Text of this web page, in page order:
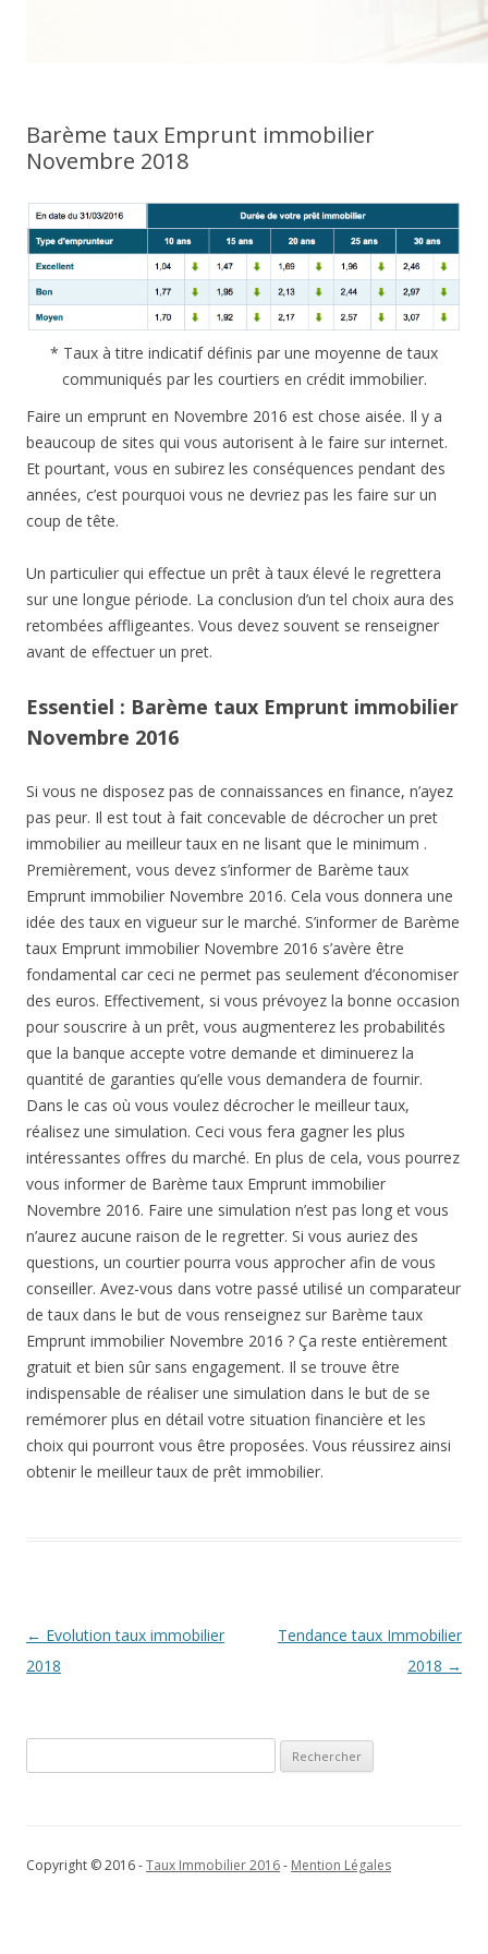
Barème taux Emprunt immobilier
Novembre 2018
* Taux à titre indicatif définis par une moyenne de taux
communiqués par les courtiers en crédit immobilier.
Faire un emprunt en Novembre 2016 est chose aisée. Il y a
beaucoup de sites qui vous autorisent à le faire sur internet.
Et pourtant, vous en subirez les conséquences pendant des
années, c’est pourquoi vous ne devriez pas les faire sur un
coup de tête.
Un particulier qui effectue un prêt à taux élevé le regrettera
sur une longue période. La conclusion d’un tel choix aura des
retombées affligeantes. Vous devez souvent se renseigner
avant de effectuer un pret.
Essentiel : Barème taux Emprunt immobilier
Novembre 2016
Si vous ne disposez pas de connaissances en finance, n’ayez
pas peur. Il est tout à fait concevable de décrocher un pret
immobilier au meilleur taux en ne lisant que le minimum .
Premièrement, vous devez s’informer de Barème taux
Emprunt immobilier Novembre 2016. Cela vous donnera une
idée des taux en vigueur sur le marché. S’informer de Barème
taux Emprunt immobilier Novembre 2016 s’avère être
fondamental car ceci ne permet pas seulement d’économiser
des euros. Effectivement, si vous prévoyez la bonne occasion
pour souscrire à un prêt, vous augmenterez les probabilités
que la banque accepte votre demande et diminuerez la
quantité de garanties qu’elle vous demandera de fournir.
Dans le cas où vous voulez décrocher le meilleur taux,
réalisez une simulation. Ceci vous fera gagner les plus
intéressantes offres du marché. En plus de cela, vous pourrez
vous informer de Barème taux Emprunt immobilier
Novembre 2016. Faire une simulation n’est pas long et vous
n’aurez aucune raison de le regretter. Si vous auriez des
questions, un courtier pourra vous approcher afin de vous
conseiller. Avez-vous dans votre passé utilisé un comparateur
de taux dans le but de vous renseignez sur Barème taux
Emprunt immobilier Novembre 2016 ? Ça reste entièrement
gratuit et bien sûr sans engagement. Il se trouve être
indispensable de réaliser une simulation dans le but de se
remémorer plus en détail votre situation financière et les
choix qui pourront vous être proposées. Vous réussirez ainsi
obtenir le meilleur taux de prêt immobilier.
Navigation
des
← Evolution taux immobilier
2018
Tendance taux Immobilier
2018 →
Copyright © 2016 -Taux Immobilier 2016- Mention Légales